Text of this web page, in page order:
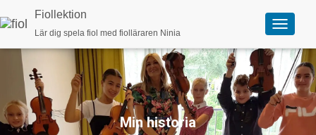
Fiollektion
Lär dig spela fiol med fiolläraren Ninia
V
x
n
a
v
i
Min historia